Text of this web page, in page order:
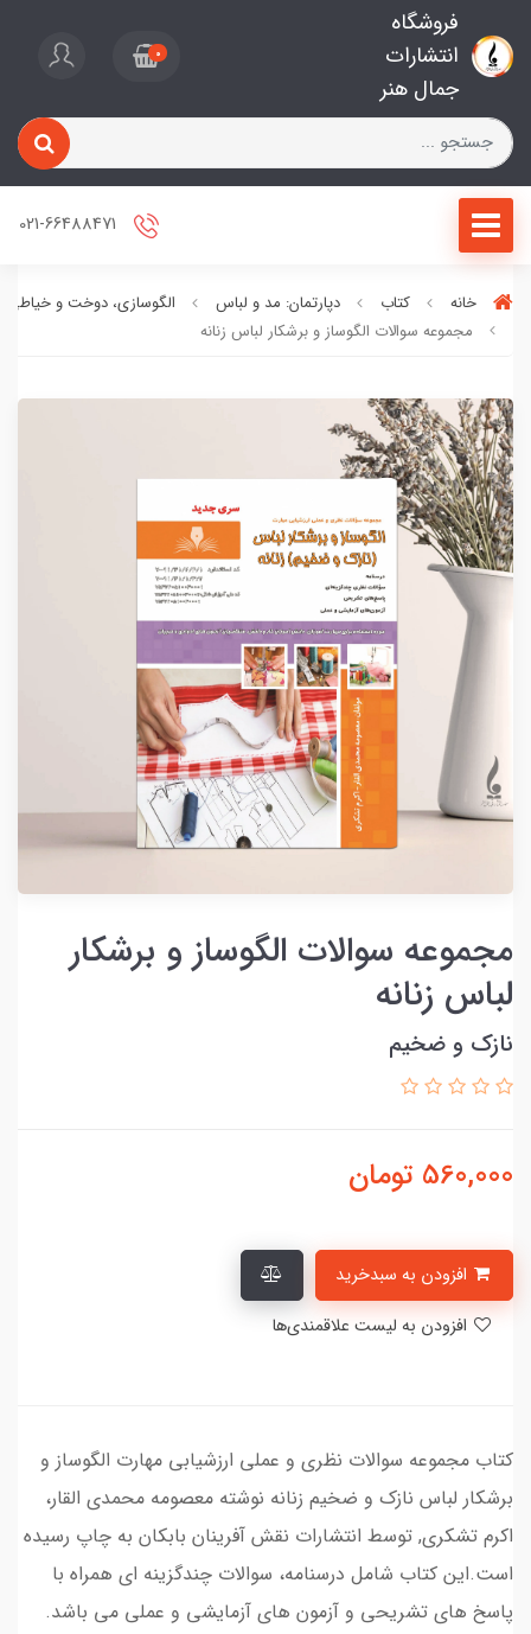
فروشگاه
انتشارات
جمال هنر
0
خانه کتاب دپارتمان: مد و لباس
الگوسازی، دوخت و خیاطی
مجموعه سوالات الگوساز و برشکار لباس زنانه
مجموعه سوالات الگوساز و برشکار
لباس زنانه
نازک و ضخیم
560,000 تومان
کتاب مجموعه سوالات نظری و عملی ارزشیابی مهارت الگوساز و
برشکار لباس نازک و ضخیم زنانه نوشته معصومه محمدی القار،
اکرم تشکری, توسط انتشارات نقش آفرینان بابکان به چاپ رسیده
است.این کتاب شامل درسنامه، سوالات چندگزینه ای همراه با
پاسخ های تشریحی و آزمون های آزمایشی و عملی می باشد.